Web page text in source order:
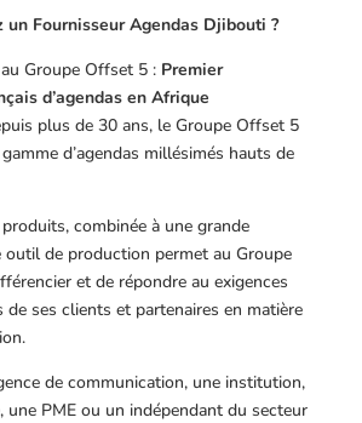
un Fournisseur Agendas Djibouti ?
Groupe Offset 5 : Premier
d’agendas en Afrique
plus de 30 ans, le Groupe Offset 5
d’agendas millésimés hauts de
combinée à une grande
outil de production permet au Groupe
et de répondre au exigences
ses clients et partenaires en matière
de communication, une institution,
une PME ou un indépendant du secteur